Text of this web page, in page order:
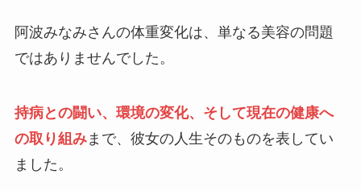
阿波みなみさんの体重変化は、単なる美容の問題
ではありませんでした。
持病との闘い、環境の変化、そして現在の健康へ
の取り組みまで、彼女の人生そのものを表してい
ました。